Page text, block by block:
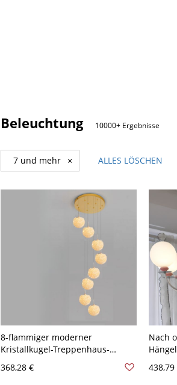
Beleuchtung 10000+ Ergebnisse
7 und mehr × ALLES LÖSCHEN
8-flammiger moderner
Kristallkugel-Treppenhaus-
Pendelleuchter in Gold, 16″ breit,
mit 98,5″ Abhängeschnüren
368,28 €
Nach
120V 8
438,79